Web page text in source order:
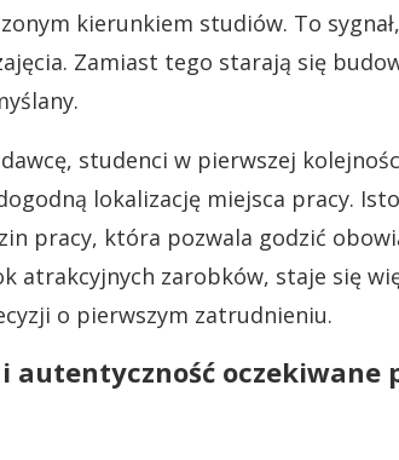
kierunkiem studiów. To
Zamiast tego starają się
studenci w pierwszej
lokalizację miejsca pracy.
pracy, która pozwala godzić
atrakcyjnych zarobków, staje się
o pierwszym zatrudnieniu.
autentyczność oczekiwane